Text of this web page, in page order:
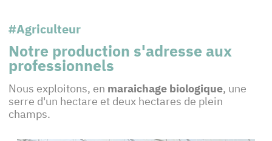
#Agriculteur
Notre production s'adresse aux
professionnels
Nous exploitons, en maraichage biologique, une
serre d'un hectare et deux hectares de plein
champs.